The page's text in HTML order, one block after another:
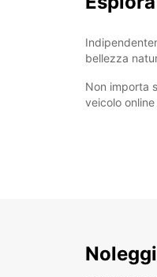
bellezza
Non importa
veicolo